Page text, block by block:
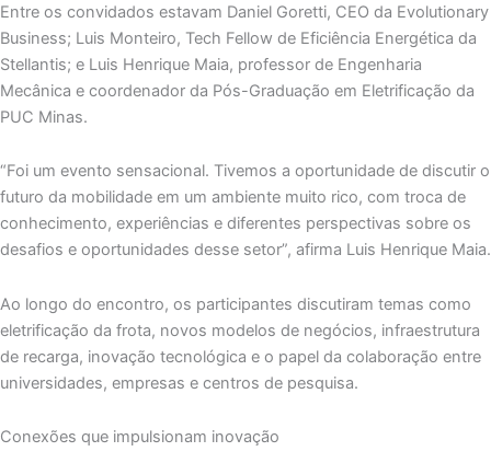
Entre os convidados estavam Daniel Goretti, CEO da Evolutionary
Business; Luis Monteiro, Tech Fellow de Eficiência Energética da
Stellantis; e Luis Henrique Maia, professor de Engenharia
Mecânica e coordenador da Pós-Graduação em Eletrificação da
PUC Minas.
“Foi um evento sensacional. Tivemos a oportunidade de discutir o
futuro da mobilidade em um ambiente muito rico, com troca de
conhecimento, experiências e diferentes perspectivas sobre os
desafios e oportunidades desse setor”, afirma Luis Henrique Maia.
Ao longo do encontro, os participantes discutiram temas como
eletrificação da frota, novos modelos de negócios, infraestrutura
de recarga, inovação tecnológica e o papel da colaboração entre
universidades, empresas e centros de pesquisa.
Conexões que impulsionam inovação